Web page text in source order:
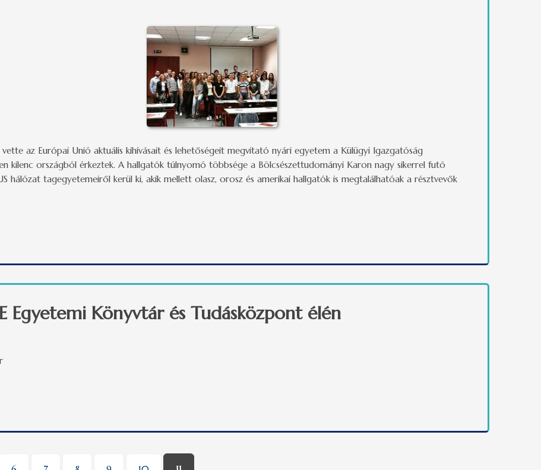
az Európai Unió aktuális kihívásait és lehetőségeit megvitató nyári egyetem a Külügyi Igazgatóság
kilenc országból érkeztek. A hallgatók túlnyomó többsége a Bölcsészettudományi Karon nagy sikerrel futó
hálózat tagegyetemeiről kerül ki, akik mellett olasz, orosz és amerikai hallgatók is megtalálhatóak a résztvevők
Egyetemi Könyvtár és Tudásközpont élén